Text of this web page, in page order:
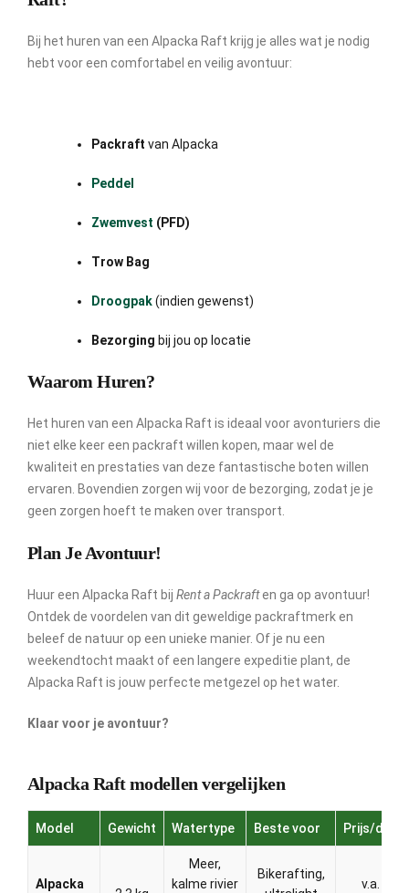
Bij het huren van een Alpacka Raft krijg je alles wat je nodig
hebt voor een comfortabel en veilig avontuur:
Packraft van Alpacka
Peddel
Zwemvest (PFD)
Trow Bag
Droogpak(indien gewenst)
Bezorging bij jou op locatie
Waarom Huren?
Het huren van een Alpacka Raft is ideaal voor avonturiers die
niet elke keer een packraft willen kopen, maar wel de
kwaliteit en prestaties van deze fantastische boten willen
ervaren. Bovendien zorgen wij voor de bezorging, zodat je je
geen zorgen hoeft te maken over transport.
Plan Je Avontuur!
Huur een Alpacka Raft bij Rent a Packraften ga op avontuur!
Ontdek de voordelen van dit geweldige packraftmerk en
beleef de natuur op een unieke manier. Of je nu een
weekendtocht maakt of een langere expeditie plant, de
Alpacka Raft is jouw perfecte metgezel op het water.
Klaar voor je avontuur?
Alpacka Raft modellen vergelijken
Model Gewicht Watertype Beste voor Prijs/dag
Alpacka
Meer,
kalme rivier
Bikerafting,
v.a.